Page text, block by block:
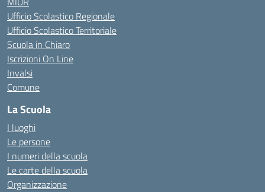
Ufficio Scolastico Regionale
Ufficio Scolastico Territoriale
Scuola in Chiaro
Iscrizioni On Line
Invalsi
Comune
La Scuola
I luoghi
Le persone
I numeri della scuola
Le carte della scuola
Organizzazione